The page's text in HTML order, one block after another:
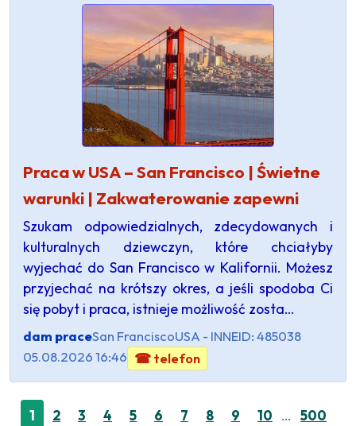
Praca w USA – San Francisco | Świetne
warunki | Zakwaterowanie zapewni
Szukam odpowiedzialnych, zdecydowanych i
kulturalnych dziewczyn, które chciałyby
wyjechać do San Francisco w Kalifornii. Możesz
przyjechać na krótszy okres, a jeśli spodoba Ci
się pobyt i praca, istnieje możliwość zosta…
dam praceSan FranciscoUSA - INNEID: 485038
05.08.2026 16:46 ☎ telefon
1 2 3 4 5 6 7 8 9 10 …
500